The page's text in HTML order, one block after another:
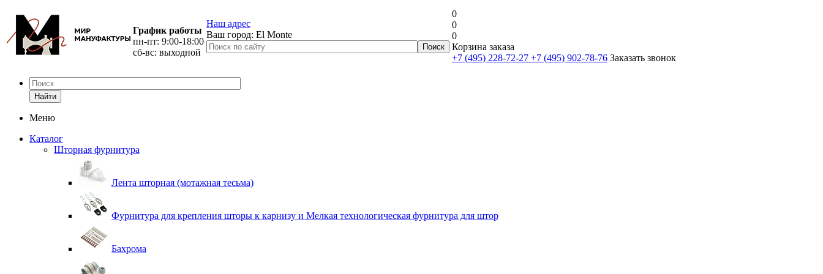
График работы
пн-пт: 9:00-18:00
сб-вс: выходной
Наш адрес
Ваш город: El Monte
0
0
0
Корзина заказа
+7 (495) 228-72-27 +7 (495) 902-78-76 Заказать звонок
Найти
Меню
Каталог
Шторная фурнитура
Лента шторная (мотажная тесьма)
Фурнитура для крепления шторы к карнизу и Мелкая технологическая фурнитура для штор
Бахрома